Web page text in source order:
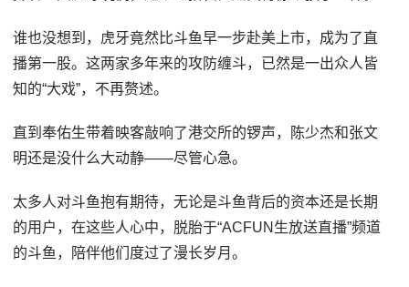
谁也没想到，虎牙竟然比斗鱼早一步赴美上市，成为了直
播第一股。这两家多年来的攻防缠斗，已然是一出众人皆
知的“大戏”，不再赘述。
直到奉佑生带着映客敲响了港交所的锣声，陈少杰和张文
明还是没什么大动静——尽管心急。
太多人对斗鱼抱有期待，无论是斗鱼背后的资本还是长期
的用户，在这些人心中，脱胎于“ACFUN生放送直播”频道
的斗鱼，陪伴他们度过了漫长岁月。